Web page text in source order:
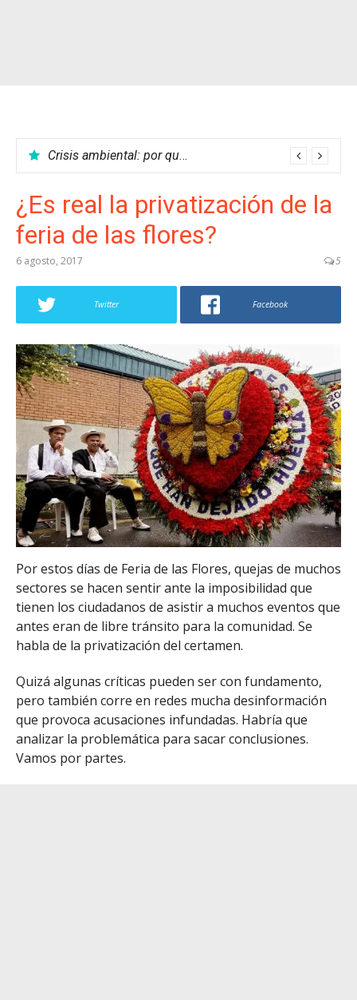
Crisis ambiental: por qué no podemos parar el calentamiento global
¿Es real la privatización de la
feria de las flores?
6 agosto, 2017 5
Twitter Facebook
Por estos días de Feria de las Flores, quejas de muchos
sectores se hacen sentir ante la imposibilidad que
tienen los ciudadanos de asistir a muchos eventos que
antes eran de libre tránsito para la comunidad. Se
habla de la privatización del certamen.
Quizá algunas críticas pueden ser con fundamento,
pero también corre en redes mucha desinformación
que provoca acusaciones infundadas. Habría que
analizar la problemática para sacar conclusiones.
Vamos por partes.